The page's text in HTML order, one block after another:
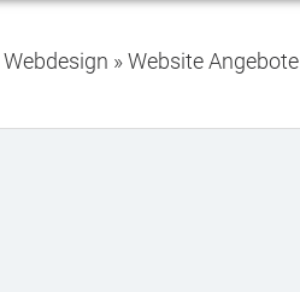
Webdesign »Website Angebote